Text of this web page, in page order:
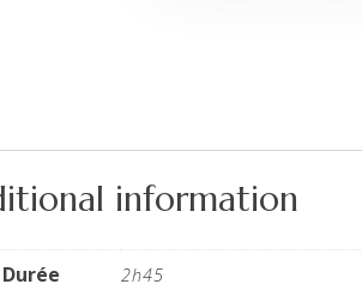
information
Durée 2h45